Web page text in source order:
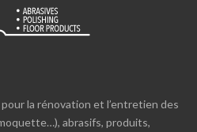
la rénovation et l’entretien des
abrasifs, produits,